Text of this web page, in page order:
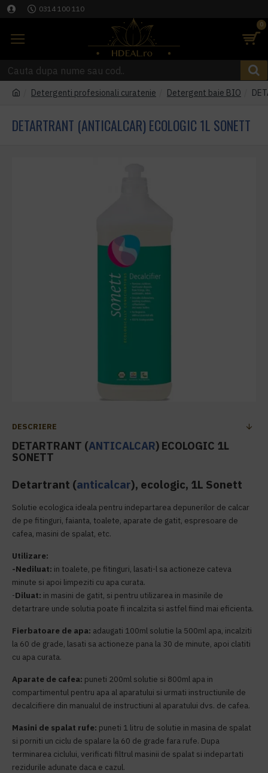
0314 100 110
0
Detergenti profesionali curatenie Detergent baie BIO
DETARTRANT (ANTICALCAR) ECOLOGIC 1L SONETT
DESCRIERE
DETARTRANT (ANTICALCAR) ECOLOGIC 1L
SONETT
Detartrant (anticalcar), ecologic, 1L Sonett
Solutie ecologica ideala pentru indepartarea depunerilor de calcar
de pe fitinguri, faianta, toalete, aparate de gatit, espresoare de
cafea, masini de spalat, etc.
Utilizare:
-Nediluat: in toalete, pe fitinguri, lasati-l sa actioneze cateva
minute si apoi limpeziti cu apa curata.
-Diluat: in masini de gatit, si pentru utilizarea in masinile de
detartrare unde solutia poate fi incalzita si astfel fiind mai eficienta.
Fierbatoare de apa: adaugati 100ml solutie la 500ml apa, incalziti
la 60 de grade, lasati sa actioneze pana la 30 de minute, apoi clatiti
cu apa curata.
Aparate de cafea: puneti 200ml solutie si 800ml apa in
compartimentul pentru apa al aparatului si urmati instructiunile de
decalcifiere din manualul de instructiuni al aparatului dvs. de cafea.
Masini de spalat rufe: puneti 1 litru de solutie in masina de spalat
si porniti un ciclu de spalare la 60 de grade fara rufe. Dupa
terminarea ciclului, verificati filtrul masinii de spalat si indepartati
rezidurile adunate daca e cazul.